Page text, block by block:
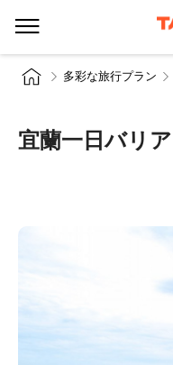
多彩な旅行プラン
宜蘭一日バリ